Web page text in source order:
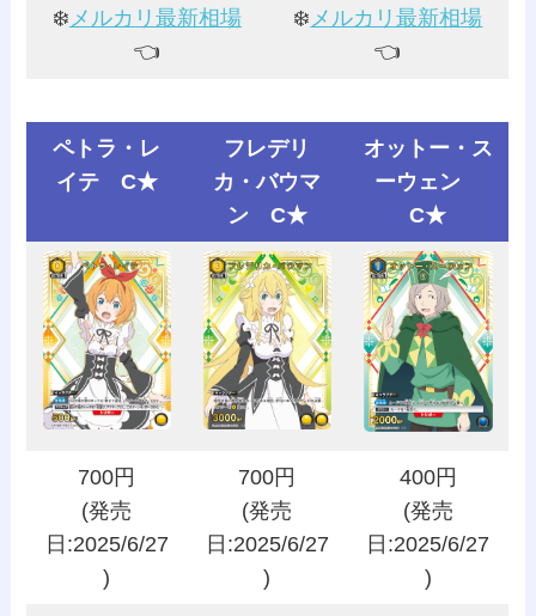
❄️ メルカリ最新相場
👈️
❄️ メルカリ最新相場
👈️
ペトラ・レ
イテ C★
フレデリ
カ・バウマ
ン C★
オットー・ス
ーウェン
C★
700円
(発売
日:2025/6/27
)
700円
(発売
日:2025/6/27
)
400円
(発売
日:2025/6/27
)